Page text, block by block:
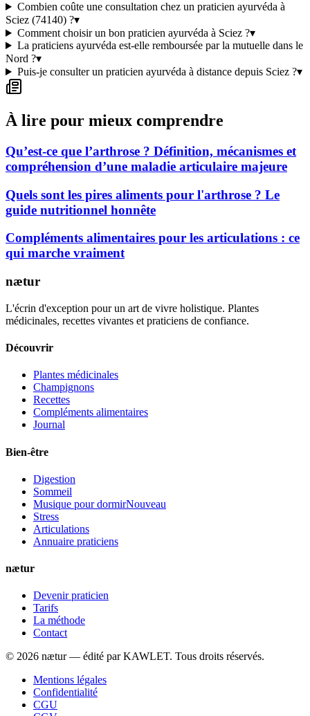
Combien coûte une consultation chez un praticien ayurvéda à
Sciez (74140) ?▾
Comment choisir un bon praticien ayurvéda à Sciez ?▾
La praticiens ayurvéda est-elle remboursée par la mutuelle dans le
Nord ?▾
Puis-je consulter un praticien ayurvéda à distance depuis Sciez ?▾
À lire pour mieux comprendre
Qu’est-ce que l’arthrose ? Définition, mécanismes et
compréhension d’une maladie articulaire majeure
Quels sont les pires aliments pour l'arthrose ? Le
guide nutritionnel honnête
Compléments alimentaires pour les articulations : ce
qui marche vraiment
nætur
L'écrin d'exception pour un art de vivre holistique. Plantes
médicinales, recettes vivantes et praticiens de confiance.
Découvrir
Plantes médicinales
Champignons
Recettes
Compléments alimentaires
Journal
Bien-être
Digestion
Sommeil
Musique pour dormirNouveau
Stress
Articulations
Annuaire praticiens
nætur
Devenir praticien
Tarifs
La méthode
Contact
© 2026 nætur — édité par KAWLET. Tous droits réservés.
Mentions légales
Confidentialité
CGU